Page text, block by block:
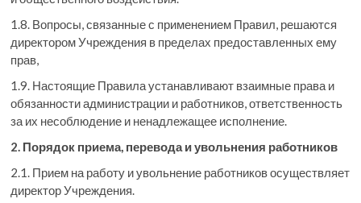
1.8. Вопросы, связанные с применением Правил, решаются
директором Учреждения в пределах предоставленных ему
прав,
1.9. Настоящие Правила устанавливают взаимные права и
обязанности администрации и работников, ответственность
за их несоблюдение и ненадлежащее исполнение.
2. Порядок приема, перевода и увольнения работников
2.1. Прием на работу и увольнение работников осуществляет
директор Учреждения.